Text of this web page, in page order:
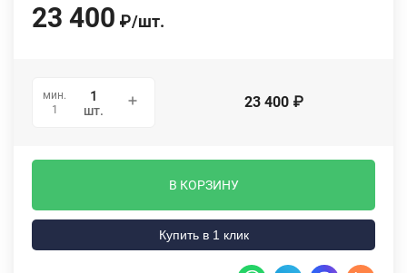
23 400 ₽/шт.
мин.
1
шт. 23 400 ₽
В КОРЗИНУ
Купить в 1 клик